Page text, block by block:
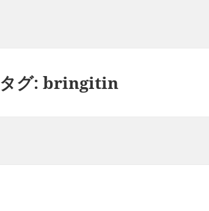
タグ:bringitin